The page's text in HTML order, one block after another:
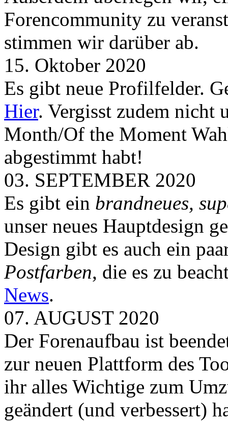
Forencommunity zu
stimmen wir darüber ab.
15. Oktober 2020
Es gibt neue Profilfelder.
Hier. Vergisst zudem nicht
Month/Of the Moment
abgestimmt habt!
03. SEPTEMBER 2020
Es gibt ein brandneues,
unser neues Hauptdesign
Design gibt es auch ein
Postfarben, die es zu
News.
07. AUGUST 2020
Der Forenaufbau ist
zur neuen Plattform des
ihr alles Wichtige zum
geändert (und verbessert)